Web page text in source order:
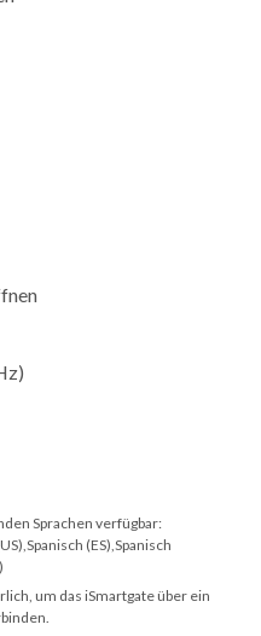
Sprachen verfügbar:
(ES),Spanisch
um das iSmartgate über ein